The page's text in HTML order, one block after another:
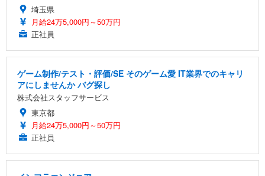
埼玉県
月給24万5,000円～50万円
正社員
ゲーム制作/テスト・評価/SE そのゲーム愛 IT業界でのキャリ
アにしませんか バグ探し
株式会社スタッフサービス
東京都
月給24万5,000円～50万円
正社員